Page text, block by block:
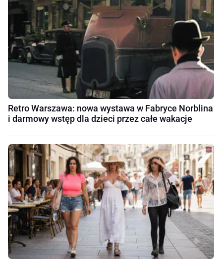
Retro Warszawa: nowa wystawa w Fabryce Norblina
i darmowy wstęp dla dzieci przez całe wakacje